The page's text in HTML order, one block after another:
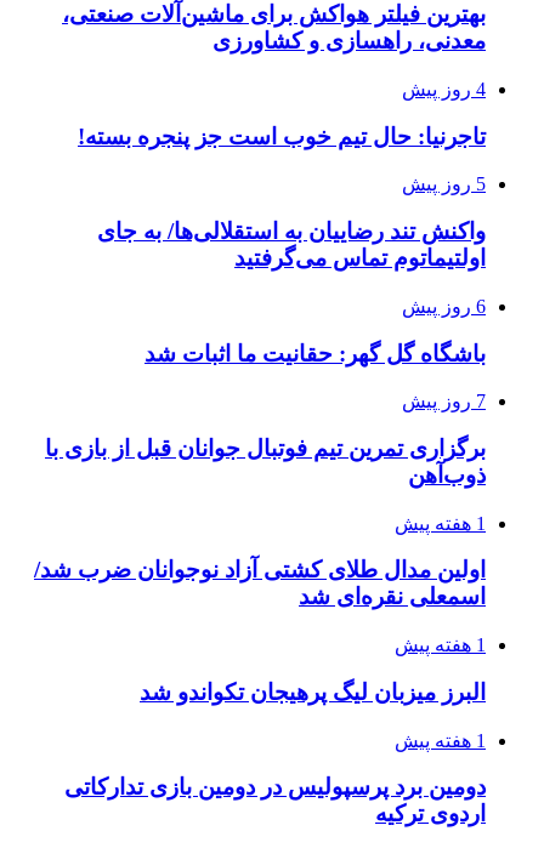
بهترین فیلتر هواکش برای ماشین‌آلات صنعتی،
معدنی، راهسازی و کشاورزی
4 روز پیش
تاجرنیا: حال تیم خوب است جز پنجره بسته!
5 روز پیش
واکنش تند رضاییان به استقلالی‌ها/ به جای
اولتیماتوم تماس می‌گرفتید
6 روز پیش
باشگاه گل گهر: حقانیت ما اثبات شد
7 روز پیش
برگزاری تمرین تیم فوتبال جوانان قبل از بازی با
ذوب‌آهن
1 هفته پیش
اولین مدال طلای کشتی آزاد نوجوانان ضرب شد/
اسمعلی نقره‌ای شد
1 هفته پیش
البرز میزبان لیگ پرهیجان تکواندو شد
1 هفته پیش
دومین برد پرسپولیس در دومین بازی تدارکاتی
اردوی ترکیه